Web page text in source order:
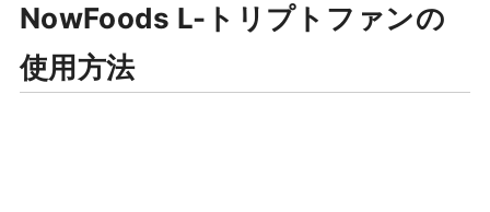
NowFoods L-トリプトファンの
使用方法